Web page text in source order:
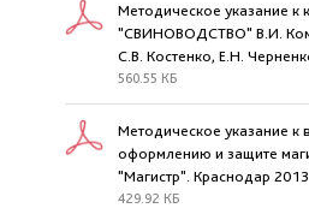
Методическое указание к
"СВИНОВОДСТВО" В.И.
С.В. Костенко, Е.Н.
560.55 КБ
Методическое указание к
оформлению и защите
"Магистр". Краснодар 2013
429.92 КБ